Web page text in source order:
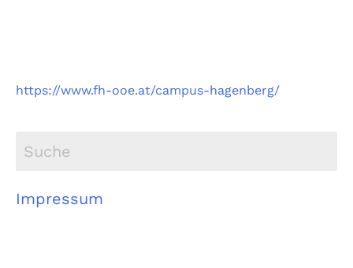
https://www.fh-ooe.at/campus-hagenberg/
Impressum